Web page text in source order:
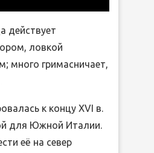
действует
ловкой
много гримасничает,
к концу XVI в.
для Южной Италии.
её на север